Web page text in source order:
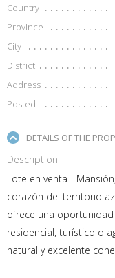
Country
Province
City
District
Address
Posted
DETAILS OF THE
Description
Lote en venta -
corazón del territorio
ofrece una
residencial, turístico o
natural y excelente